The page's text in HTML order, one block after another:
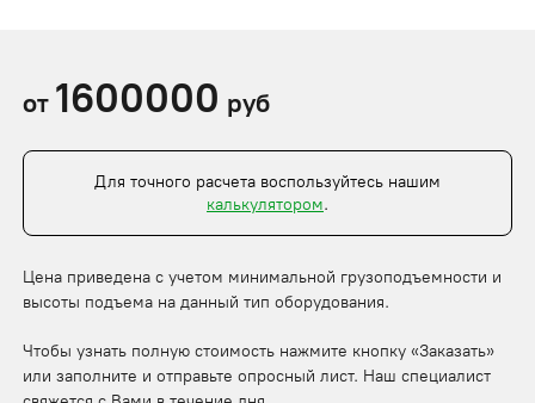
от 1600000 руб
Для точного расчета воспользуйтесь нашим
калькулятором.
Цена приведена с учетом минимальной грузоподъемности и
высоты подъема на данный тип оборудования.
Чтобы узнать полную стоимость нажмите кнопку «Заказать»
или заполните и отправьте опросный лист. Наш специалист